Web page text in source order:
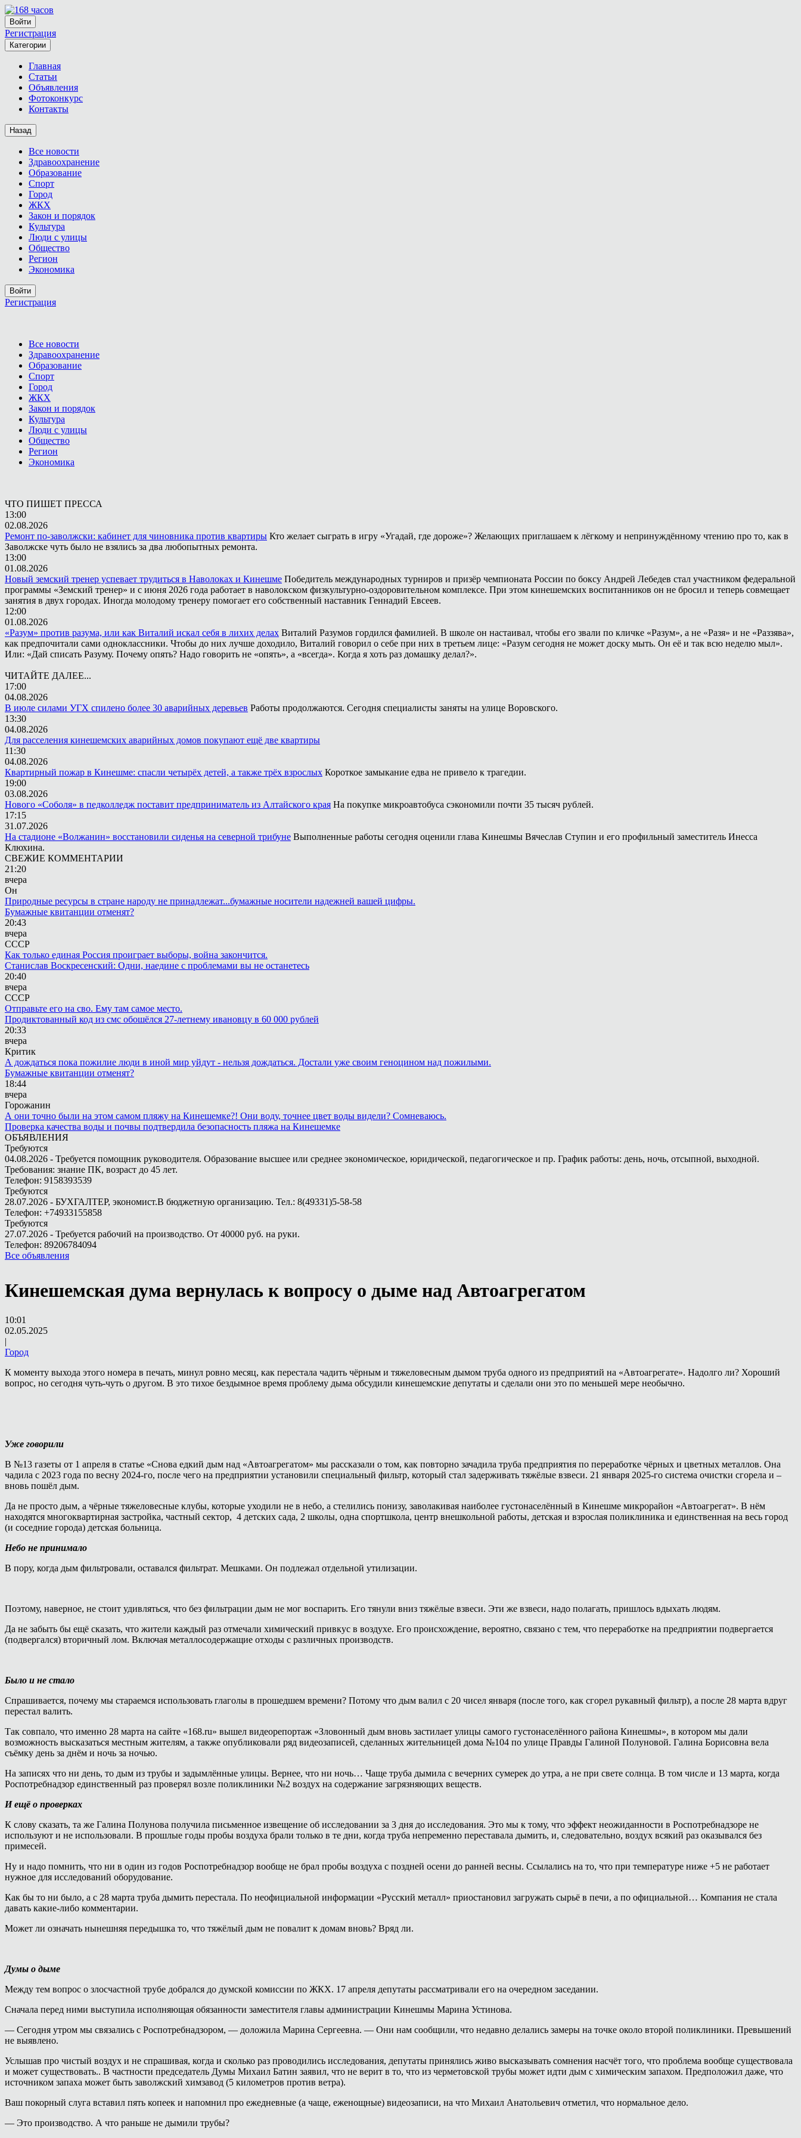
Войти
Регистрация
Категории
Главная
Статьи
Объявления
Фотоконкурс
Контакты
Назад
Все новости
Здравоохранение
Образование
Спорт
Город
ЖКХ
Закон и порядок
Культура
Люди с улицы
Общество
Регион
Экономика
Войти
Регистрация
Все новости
Здравоохранение
Образование
Спорт
Город
ЖКХ
Закон и порядок
Культура
Люди с улицы
Общество
Регион
Экономика
ЧТО ПИШЕТ ПРЕССА
13:00
02.08.2026
Ремонт по-заволжски: кабинет для чиновника против квартиры Кто желает сыграть в игру «Угадай, где дороже»? Желающих приглашаем к лёгкому и непринуждённому чтению про то, как в
Заволжске чуть было не взялись за два любопытных ремонта.
13:00
01.08.2026
Новый земский тренер успевает трудиться в Наволоках и Кинешме Победитель международных турниров и призёр чемпионата России по боксу Андрей Лебедев стал участником федеральной
программы «Земский тренер» и с июня 2026 года работает в наволокском физкультурно-оздоровительном комплексе. При этом кинешемских воспитанников он не бросил и теперь совмещает
занятия в двух городах. Иногда молодому тренеру помогает его собственный наставник Геннадий Евсеев.
12:00
01.08.2026
«Разум» против разума, или как Виталий искал себя в лихих делах Виталий Разумов гордился фамилией. В школе он настаивал, чтобы его звали по кличке «Разум», а не «Разя» и не «Раззява»,
как предпочитали сами одноклассники. Чтобы до них лучше доходило, Виталий говорил о себе при них в третьем лице: «Разум сегодня не может доску мыть. Он её и так всю неделю мыл».
Или: «Дай списать Разуму. Почему опять? Надо говорить не «опять», а «всегда». Когда я хоть раз домашку делал?».
ЧИТАЙТЕ ДАЛЕЕ...
17:00
04.08.2026
В июле силами УГХ спилено более 30 аварийных деревьев Работы продолжаются. Сегодня специалисты заняты на улице Воровского.
13:30
04.08.2026
Для расселения кинешемских аварийных домов покупают ещё две квартиры
11:30
04.08.2026
Квартирный пожар в Кинешме: спасли четырёх детей, а также трёх взрослых Короткое замыкание едва не привело к трагедии.
19:00
03.08.2026
Нового «Соболя» в педколледж поставит предприниматель из Алтайского края На покупке микроавтобуса сэкономили почти 35 тысяч рублей.
17:15
31.07.2026
На стадионе «Волжанин» восстановили сиденья на северной трибуне Выполненные работы сегодня оценили глава Кинешмы Вячеслав Ступин и его профильный заместитель Инесса
Клюхина.
СВЕЖИЕ КОММЕНТАРИИ
21:20
вчера
Он
Природные ресурсы в стране народу не принадлежат...бумажные носители надежней вашей цифры.
Бумажные квитанции отменят?
20:43
вчера
СССР
Как только единая Россия проиграет выборы, война закончится.
Станислав Воскресенский: Одни, наедине с проблемами вы не останетесь
20:40
вчера
СССР
Отправьте его на сво. Ему там самое место.
Продиктованный код из смс обошёлся 27-летнему ивановцу в 60 000 рублей
20:33
вчера
Критик
А дождаться пока пожилие люди в иной мир уйдут - нельзя дождаться. Достали уже своим геноцином над пожилыми.
Бумажные квитанции отменят?
18:44
вчера
Горожанин
А они точно были на этом самом пляжу на Кинешемке?! Они воду, точнее цвет воды видели? Сомневаюсь.
Проверка качества воды и почвы подтвердила безопасность пляжа на Кинешемке
ОБЪЯВЛЕНИЯ
Требуются
04.08.2026 - Требуется помощник руководителя. Образование высшее или среднее экономическое, юридической, педагогическое и пр. График работы: день, ночь, отсыпной, выходной.
Требования: знание ПК, возраст до 45 лет.
Телефон: 9158393539
Требуются
28.07.2026 - БУХГАЛТЕР, экономист.В бюджетную организацию. Тел.: 8(49331)5-58-58
Телефон: +74933155858
Требуются
27.07.2026 - Требуется рабочий на производство. От 40000 руб. на руки.
Телефон: 89206784094
Все объявления
Кинешемская дума вернулась к вопросу о дыме над Автоагрегатом
10:01
02.05.2025
|
Город
К моменту выхода этого номера в печать, минул ровно месяц, как перестала чадить чёрным и тяжеловесным дымом труба одного из предприятий на «Автоагрегате». Надолго ли? Хороший
вопрос, но сегодня чуть-чуть о другом. В это тихое бездымное время проблему дыма обсудили кинешемские депутаты и сделали они это по меньшей мере необычно.
Уже говорили
В №13 газеты от 1 апреля в статье «Снова едкий дым над «Автоагрегатом» мы рассказали о том, как повторно зачадила труба предприятия по переработке чёрных и цветных металлов. Она
чадила с 2023 года по весну 2024-го, после чего на предприятии установили специальный фильтр, который стал задерживать тяжёлые взвеси. 21 января 2025-го система очистки сгорела и –
вновь пошёл дым.
Да не просто дым, а чёрные тяжеловесные клубы, которые уходили не в небо, а стелились понизу, заволакивая наиболее густонаселённый в Кинешме микрорайон «Автоагрегат». В нём
находятся многоквартирная застройка, частный сектор, 4 детских сада, 2 школы, одна спортшкола, центр внешкольной работы, детская и взрослая поликлиника и единственная на весь город
(и соседние города) детская больница.
Небо не принимало
В пору, когда дым фильтровали, оставался фильтрат. Мешками. Он подлежал отдельной утилизации.
Поэтому, наверное, не стоит удивляться, что без фильтрации дым не мог воспарить. Его тянули вниз тяжёлые взвеси. Эти же взвеси, надо полагать, пришлось вдыхать людям.
Да не забыть бы ещё сказать, что жители каждый раз отмечали химический привкус в воздухе. Его происхождение, вероятно, связано с тем, что переработке на предприятии подвергается
(подвергался) вторичный лом. Включая металлосодержащие отходы с различных производств.
Было и не стало
Спрашивается, почему мы стараемся использовать глаголы в прошедшем времени? Потому что дым валил с 20 чисел января (после того, как сгорел рукавный фильтр), а после 28 марта вдруг
перестал валить.
Так совпало, что именно 28 марта на сайте «168.ru» вышел видеорепортаж «Зловонный дым вновь застилает улицы самого густонаселённого района Кинешмы», в котором мы дали
возможность высказаться местным жителям, а также опубликовали ряд видеозаписей, сделанных жительницей дома №104 по улице Правды Галиной Полуновой. Галина Борисовна вела
съёмку день за днём и ночь за ночью.
На записях что ни день, то дым из трубы и задымлённые улицы. Вернее, что ни ночь… Чаще труба дымила с вечерних сумерек до утра, а не при свете солнца. В том числе и 13 марта, когда
Роспотребнадзор единственный раз проверял возле поликлиники №2 воздух на содержание загрязняющих веществ.
И ещё о проверках
К слову сказать, та же Галина Полунова получила письменное извещение об исследовании за 3 дня до исследования. Это мы к тому, что эффект неожиданности в Роспотребнадзоре не
используют и не использовали. В прошлые годы пробы воздуха брали только в те дни, когда труба непременно переставала дымить, и, следовательно, воздух всякий раз оказывался без
примесей.
Ну и надо помнить, что ни в один из годов Роспотребнадзор вообще не брал пробы воздуха с поздней осени до ранней весны. Ссылались на то, что при температуре ниже +5 не работает
нужное для исследований оборудование.
Как бы то ни было, а с 28 марта труба дымить перестала. По неофициальной информации «Русский металл» приостановил загружать сырьё в печи, а по официальной… Компания не стала
давать какие-либо комментарии.
Может ли означать нынешняя передышка то, что тяжёлый дым не повалит к домам вновь? Вряд ли.
Думы о дыме
Между тем вопрос о злосчастной трубе добрался до думской комиссии по ЖКХ. 17 апреля депутаты рассматривали его на очередном заседании.
Сначала перед ними выступила исполняющая обязанности заместителя главы администрации Кинешмы Марина Устинова.
— Сегодня утром мы связались с Роспотребнадзором, — доложила Марина Сергеевна. — Они нам сообщили, что недавно делались замеры на точке около второй поликлиники. Превышений
не выявлено.
Услышав про чистый воздух и не спрашивая, когда и сколько раз проводились исследования, депутаты принялись живо высказывать сомнения насчёт того, что проблема вообще существовала
и может существовать.. В частности председатель Думы Михаил Батин заявил, что не верит в то, что из черметовской трубы может идти дым с химическим запахом. Предположил даже, что
источником запаха может быть заволжский химзавод (5 километров против ветра).
Ваш покорный слуга вставил пять копеек и напомнил про ежедневные (а чаще, еженощные) видеозаписи, на что Михаил Анатольевич отметил, что нормальное дело.
— Это производство. А что раньше не дымили трубы?